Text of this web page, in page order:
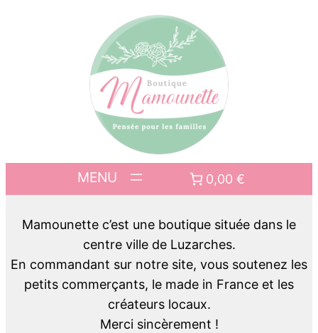
0,00 €
Mamounette c’est une boutique située dans le
centre ville de Luzarches.
En commandant sur notre site, vous soutenez les
petits commerçants, le made in France et les
créateurs locaux.
Merci sincèrement !